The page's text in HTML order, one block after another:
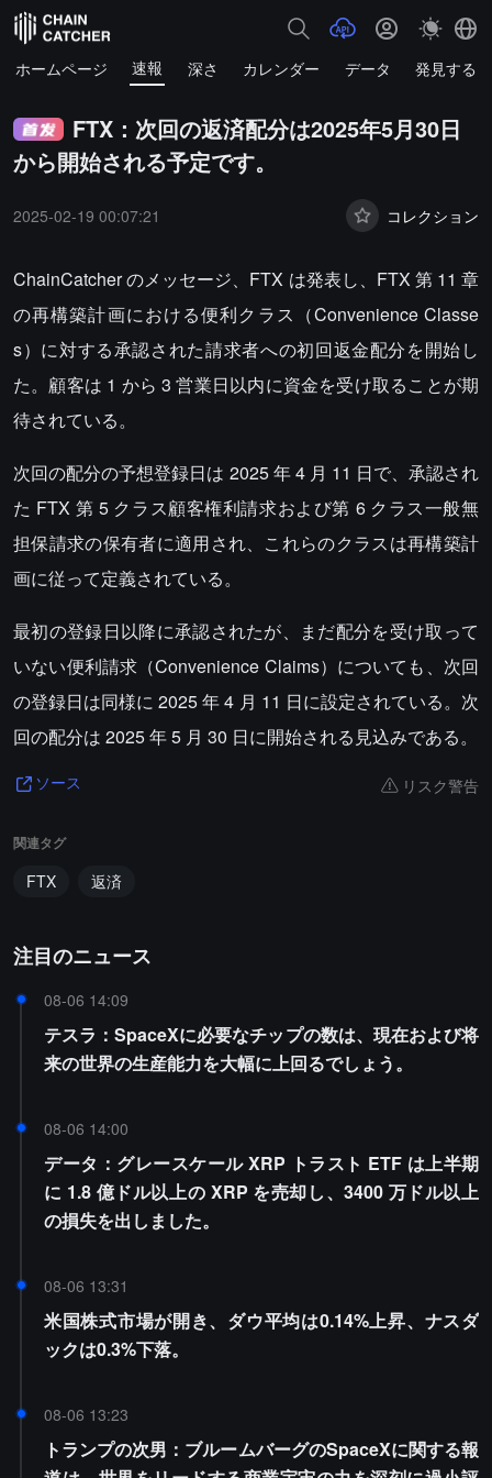
ホームページ 速報 深さ カレンダー データ 発見する
FTX：次回の返済配分は2025年5月30日
から開始される予定です。
2025-02-19 00:07:21 コレクション
ChainCatcher のメッセージ、FTX は発表し、FTX 第 11 章
の再構築計画における便利クラス（Convenience Classe
s）に対する承認された請求者への初回返金配分を開始し
た。顧客は 1 から 3 営業日以内に資金を受け取ることが期
待されている。
次回の配分の予想登録日は 2025 年 4 月 11 日で、承認され
た FTX 第 5 クラス顧客権利請求および第 6 クラス一般無
担保請求の保有者に適用され、これらのクラスは再構築計
画に従って定義されている。
最初の登録日以降に承認されたが、まだ配分を受け取って
いない便利請求（Convenience Claims）についても、次回
の登録日は同様に 2025 年 4 月 11 日に設定されている。次
回の配分は 2025 年 5 月 30 日に開始される見込みである。
ソース リスク警告
関連タグ
FTX 返済
注目のニュース
08-06 14:09
テスラ：SpaceXに必要なチップの数は、現在および将
来の世界の生産能力を大幅に上回るでしょう。
08-06 14:00
データ：グレースケール XRP トラスト ETF は上半期
に 1.8 億ドル以上の XRP を売却し、3400 万ドル以上
の損失を出しました。
08-06 13:31
米国株式市場が開き、ダウ平均は0.14%上昇、ナスダ
ックは0.3%下落。
08-06 13:23
トランプの次男：ブルームバーグのSpaceXに関する報